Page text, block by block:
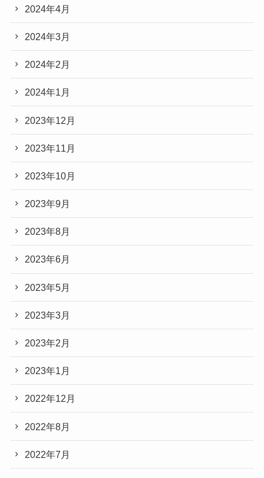
2024年4月
2024年3月
2024年2月
2024年1月
2023年12月
2023年11月
2023年10月
2023年9月
2023年8月
2023年6月
2023年5月
2023年3月
2023年2月
2023年1月
2022年12月
2022年8月
2022年7月